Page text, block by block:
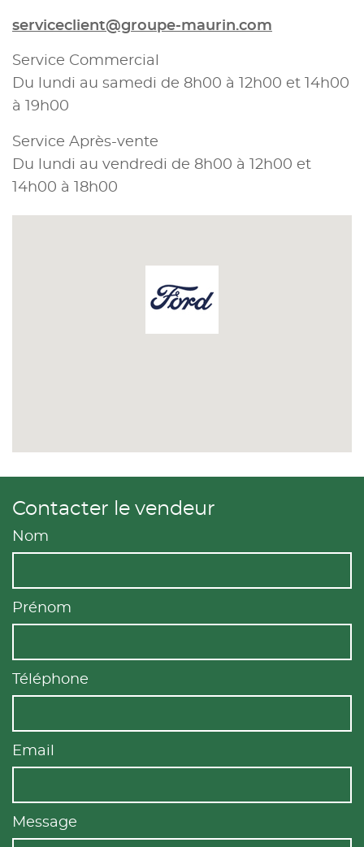
serviceclient@groupe-maurin.com
Service Commercial
Du lundi au samedi de 8h00 à 12h00 et 14h00
à 19h00
Service Après-vente
Du lundi au vendredi de 8h00 à 12h00 et
14h00 à 18h00
Contacter le vendeur
Nom
Prénom
Téléphone
Email
Message